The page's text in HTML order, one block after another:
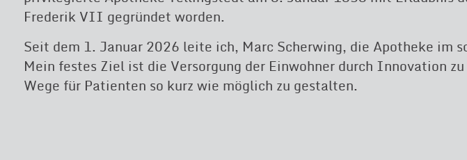
Frederik VII gegründet worden.
Seit dem 1. Januar 2026 leite ich, Marc Scherwing, die Apotheke im
Mein festes Ziel ist die Versorgung der Einwohner durch Innovation
Wege für Patienten so kurz wie möglich zu gestalten.